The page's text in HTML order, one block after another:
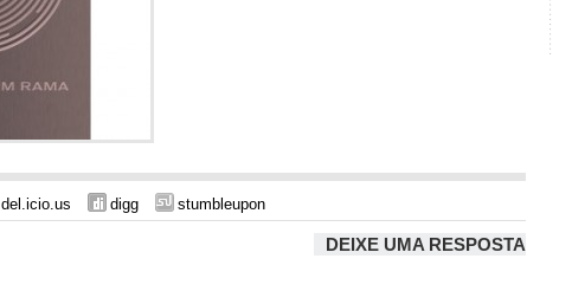
del.icio.us digg stumbleupon
DEIXE UMA RESPOSTA